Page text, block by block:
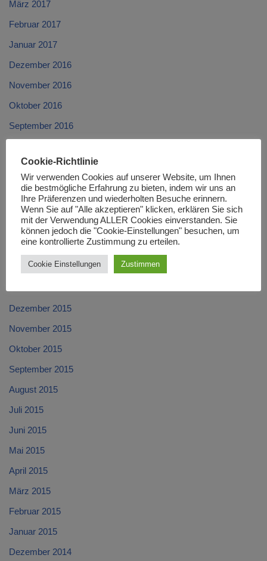
März 2017
Februar 2017
Januar 2017
Dezember 2016
November 2016
Oktober 2016
September 2016
Juli 2016
Juni 2016
Mai 2016
April 2016
März 2016
Februar 2016
Dezember 2015
November 2015
Oktober 2015
September 2015
August 2015
Juli 2015
Juni 2015
Mai 2015
April 2015
März 2015
Februar 2015
Januar 2015
Dezember 2014
Cookie-Richtlinie
Wir verwenden Cookies auf unserer Website, um Ihnen
die bestmögliche Erfahrung zu bieten, indem wir uns an
Ihre Präferenzen und wiederholten Besuche erinnern.
Wenn Sie auf "Alle akzeptieren" klicken, erklären Sie sich
mit der Verwendung ALLER Cookies einverstanden. Sie
können jedoch die "Cookie-Einstellungen" besuchen, um
eine kontrollierte Zustimmung zu erteilen.
Cookie Einstellungen Zustimmen